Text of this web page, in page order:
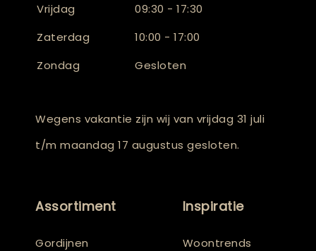
Vrijdag
09:30 - 17:30
Zaterdag
10:00 - 17:00
Zondag
Gesloten
Wegens vakantie zijn wij van vrijdag 31 juli
t/m maandag 17 augustus gesloten.
Assortiment
Gordijnen
Inspiratie
Woontrends